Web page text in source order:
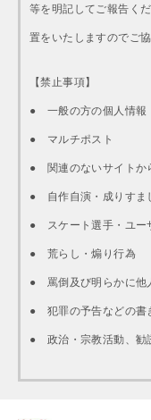
等を明記してご報告く
置をいたしますのでご協
【禁止事項】
● 一般の方の個人情報
● マルチポスト
● 関連のないサイトか
● 自作自演・成りすま
● スケート選手・ユー
● 荒らし・煽り行為
● 罵倒及び明らかに他
● 犯罪の予告などの書
● 政治・宗教活動、勧